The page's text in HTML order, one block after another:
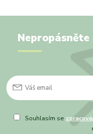
Nepropásněte
Souhlasím se